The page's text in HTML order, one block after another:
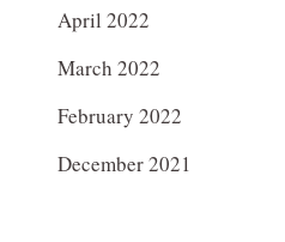
April 2022
March 2022
February 2022
December 2021